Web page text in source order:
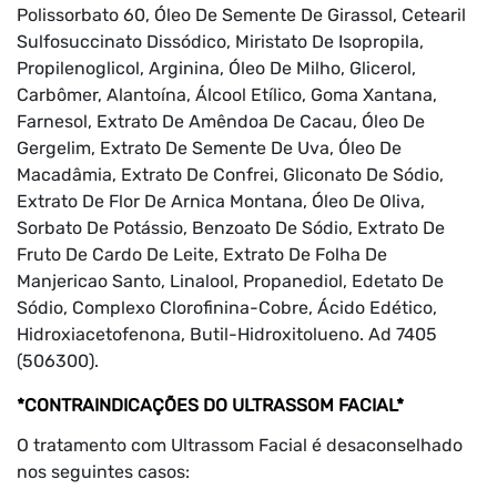
Polissorbato 60, Óleo De Semente De Girassol, Cetearil
Sulfosuccinato Dissódico, Miristato De Isopropila,
Propilenoglicol, Arginina, Óleo De Milho, Glicerol,
Carbômer, Alantoína, Álcool Etílico, Goma Xantana,
Farnesol, Extrato De Amêndoa De Cacau, Óleo De
Gergelim, Extrato De Semente De Uva, Óleo De
Macadâmia, Extrato De Confrei, Gliconato De Sódio,
Extrato De Flor De Arnica Montana, Óleo De Oliva,
Sorbato De Potássio, Benzoato De Sódio, Extrato De
Fruto De Cardo De Leite, Extrato De Folha De
Manjericao Santo, Linalool, Propanediol, Edetato De
Sódio, Complexo Clorofinina-Cobre, Ácido Edético,
Hidroxiacetofenona, Butil-Hidroxitolueno. Ad 7405
(506300).
*CONTRAINDICAÇÕES DO ULTRASSOM FACIAL*
O tratamento com Ultrassom Facial é desaconselhado
nos seguintes casos: